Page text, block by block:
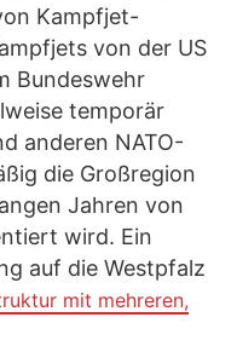
Kampfjet-
von der US
Bundeswehr
temporär
anderen NATO-
die Großregion
Jahren von
wird. Ein
auf die Westpfalz
mit mehreren,